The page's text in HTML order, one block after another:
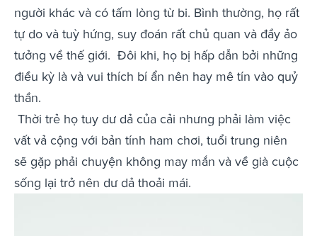
người khác và có tấm lòng từ bi. Bình thường, họ rất
tự do và tuỳ hứng, suy đoán rất chủ quan và đầy ảo
tưởng về thế giới. Đôi khi, họ bị hấp dẫn bởi những
điều kỳ là và vui thích bí ẩn nên hay mê tín vào quỷ
thần.
Thời trẻ họ tuy dư dả của cải nhưng phải làm việc
vất vả cộng với bản tính ham chơi, tuổi trung niên
sẽ gặp phải chuyện không may mắn và về già cuộc
sống lại trở nên dư dả thoải mái.